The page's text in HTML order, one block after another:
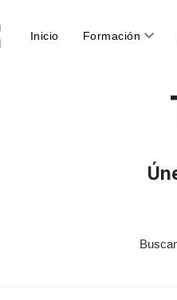
Inicio(current)Formación